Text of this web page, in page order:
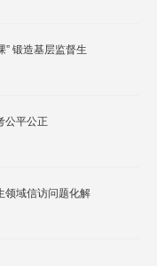
生
公平公正
领域信访问题化解